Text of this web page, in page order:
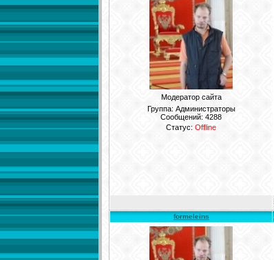
Модератор сайта
Группа: Администраторы
Сообщений:4288
Статус:Offline
formeleins